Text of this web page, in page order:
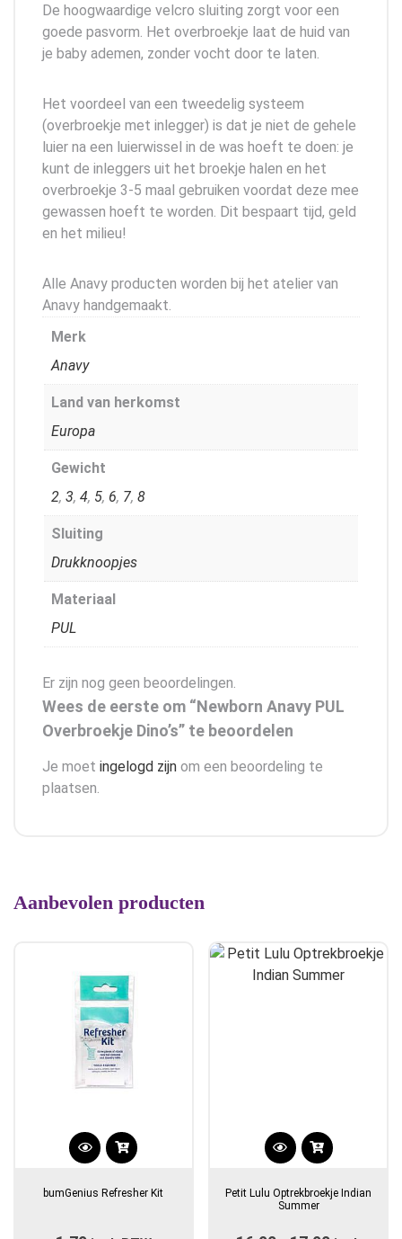
De hoogwaardige velcro sluiting zorgt voor een
goede pasvorm. Het overbroekje laat de huid van
je baby ademen, zonder vocht door te laten.
Het voordeel van een tweedelig systeem
(overbroekje met inlegger) is dat je niet de gehele
luier na een luierwissel in de was hoeft te doen: je
kunt de inleggers uit het broekje halen en het
overbroekje 3-5 maal gebruiken voordat deze mee
gewassen hoeft te worden. Dit bespaart tijd, geld
en het milieu!
Alle Anavy producten worden bij het atelier van
Anavy handgemaakt.
Merk
Anavy
Land van herkomst
Europa
Gewicht
2, 3, 4, 5, 6, 7, 8
Sluiting
Drukknoopjes
Materiaal
PUL
Er zijn nog geen beoordelingen.
Wees de eerste om “Newborn Anavy PUL
Overbroekje Dino’s” te beoordelen
Je moet ingelogd zijn om een beoordeling te
plaatsen.
Aanbevolen producten
bumGenius Refresher Kit
Dit
heeft
Petit Lulu Optrekbroekje Indian
Summer